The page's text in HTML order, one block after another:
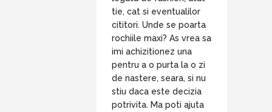
tie, cat si eventualilor
cititori. Unde se poarta
rochiile maxi? As vrea sa
imi achizitionez una
pentru a o purta la o zi
de nastere, seara, si nu
stiu daca este decizia
potrivita. Ma poti ajuta